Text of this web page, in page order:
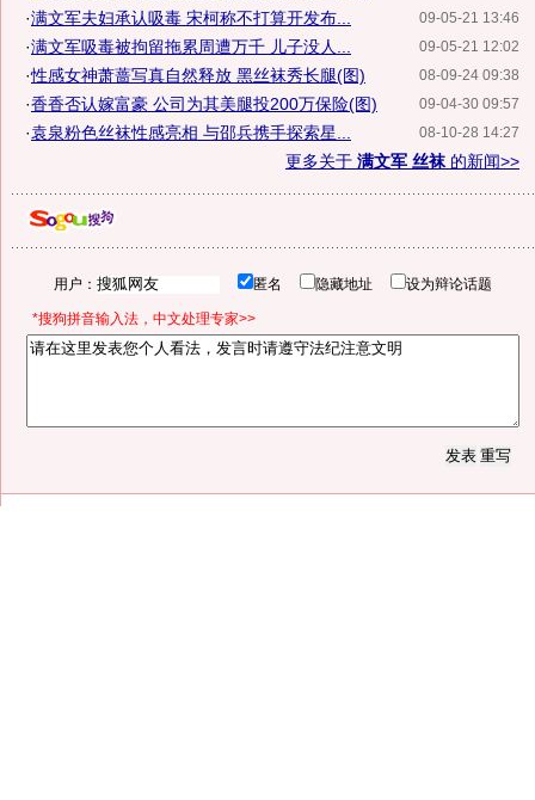
09-05-21 13:46
·满文军夫妇承认吸毒 宋柯称不打算开发布...
09-05-21 12:02
·满文军吸毒被拘留拖累周遭万千 儿子没人...
08-09-24 09:38
·性感女神萧蔷写真自然释放 黑丝袜秀长腿(图)
09-04-30 09:57
·香香否认嫁富豪 公司为其美腿投200万保险(图)
08-10-28 14:27
·袁泉粉色丝袜性感亮相 与邵兵携手探索星...
更多关于 满文军 丝袜 的新闻>>
用户： 匿名 隐藏地址 设为辩论话题
*搜狗拼音输入法，中文处理专家>>